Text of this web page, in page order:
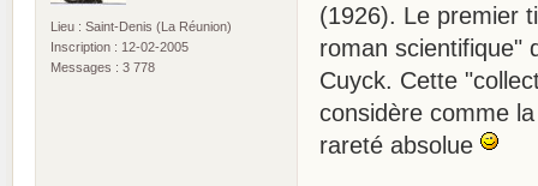
Lieu : Saint-Denis (La Réunion)
Inscription : 12-02-2005
Messages : 3 778
(1926). Le premier
roman scientifique"
Cuyck. Cette
considère comme
rareté absolue